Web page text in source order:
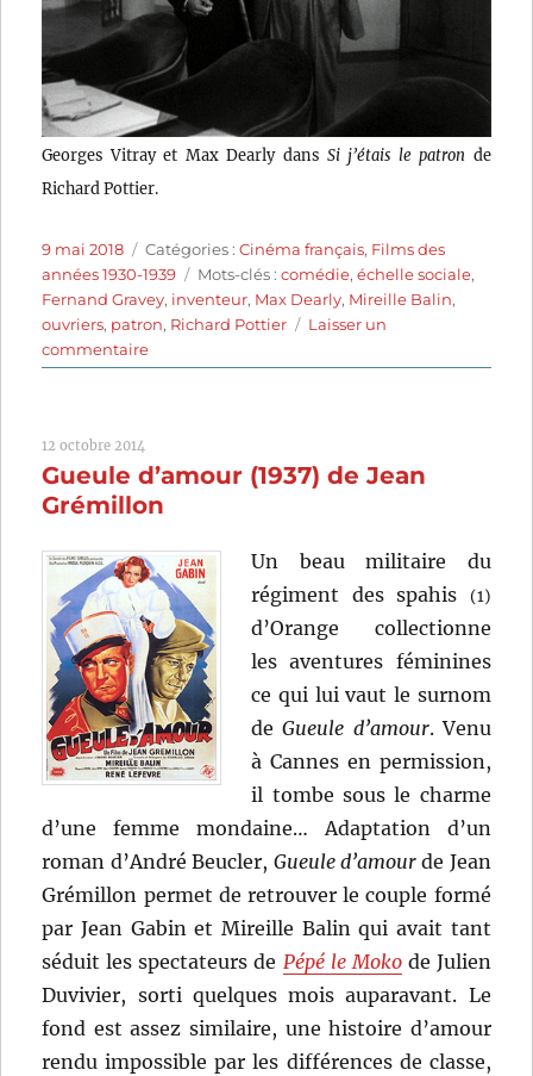
Georges Vitray et Max Dearly dans Si j’étais le patron de
Richard Pottier.
Publié
le
9 mai 2018 Catégories
Catégories :Cinéma français, Films des
années 1930-1939
Étiquettes
Mots-clés :comédie,échelle sociale,
Fernand Gravey, inventeur, Max Dearly, Mireille Balin,
ouvriers, patron, Richard Pottier
Laisser un
commentairesur
Si
(1934)
de
Pottier
12 octobre 2014
Gueule d’amour (1937) de Jean
Grémillon
Un beau militaire du
régiment des spahis
(1)
d’Orange collectionne
les aventures féminines
ce qui lui vaut le surnom
deGueule d’amour. Venu
à Cannes en permission,
il tombe sous le charme
d’une femme mondaine… Adaptation d’un
roman d’André Beucler, Gueule d’amourde Jean
Grémillon permet de retrouver le couple formé
par Jean Gabin et Mireille Balin qui avait tant
séduit les spectateurs de Pépé le Mokode Julien
Duvivier, sorti quelques mois auparavant. Le
fond est assez similaire, une histoire d’amour
rendu impossible par les différences de classe,